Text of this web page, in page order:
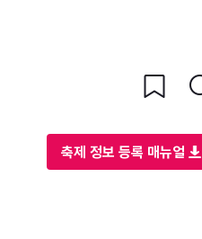
축제 정보 등록 매뉴얼